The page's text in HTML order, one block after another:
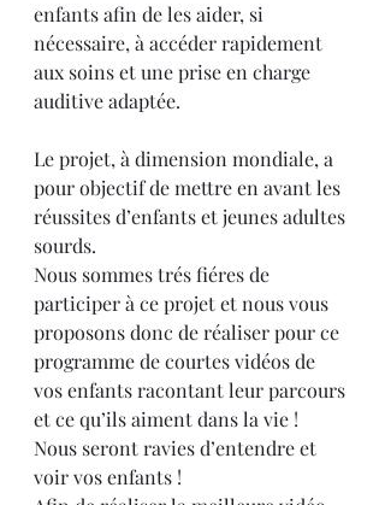
enfants afin de les aider, si
nécessaire, à accéder rapidement
aux soins et une prise en charge
auditive adaptée.
Le projet, à dimension mondiale, a
pour objectif de mettre en avant les
réussites d’enfants et jeunes adultes
sourds.
Nous sommes trés fiéres de
participer à ce projet et nous vous
proposons donc de réaliser pour ce
programme de courtes vidéos de
vos enfants racontant leur parcours
et ce qu’ils aiment dans la vie !
Nous seront ravies d’entendre et
voir vos enfants !